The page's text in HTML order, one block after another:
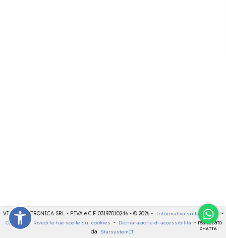
CHATTA
VIDEOELETTRONICA SRL - P.IVA e C.F. 03197010246 - © 2026 - Informativa sulla privacy -
Cookies
- Rivedi le tue scelte sui cookies - Dichiarazione di accessibilità - realizzato
da
StarsystemIT